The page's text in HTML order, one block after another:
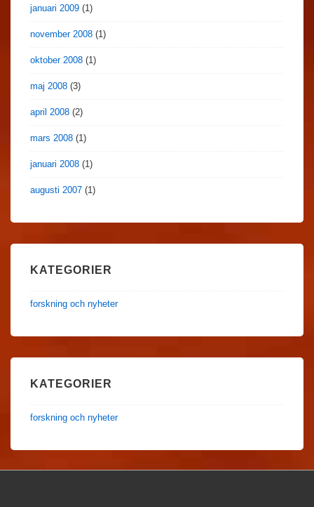
januari 2009 (1)
november 2008 (1)
oktober 2008 (1)
maj 2008 (3)
april 2008 (2)
mars 2008 (1)
januari 2008 (1)
augusti 2007 (1)
KATEGORIER
forskning och nyheter
KATEGORIER
forskning och nyheter